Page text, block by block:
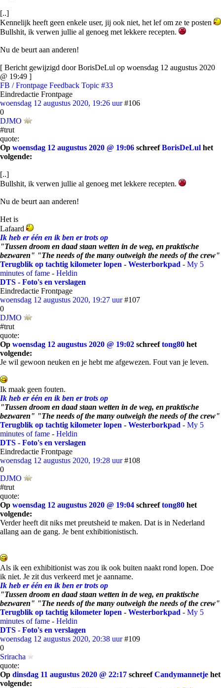
[..]
Kennelijk heeft geen enkele user, jij ook niet, het lef om ze te posten
Bullshit, ik verwen jullie al genoeg met lekkere recepten.
Nu de beurt aan anderen!
[ Bericht gewijzigd door BorisDeLul op woensdag 12 augustus 2020
@ 19:49 ]
FB / Frontpage Feedback Topic #33
Eindredactie Frontpage
woensdag 12 augustus 2020, 19:26 uur #106
0
DJMO
#trut
quote:
Op woensdag 12 augustus 2020 @ 19:06 schreefBorisDeLul het
volgende:
[..]
Bullshit, ik verwen jullie al genoeg met lekkere recepten.
Nu de beurt aan anderen!
Het is
Lafaard
Ik heb er één en ik ben er trots op
"Tussen droom en daad staan wetten in de weg, en praktische
bezwaren" "The needs of the many outweigh the needs of the crew"
Terugblik op tachtig kilometer lopen - Westerborkpad - My 5
minutes of fame - Heldin
DTS - Foto's en verslagen
Eindredactie Frontpage
woensdag 12 augustus 2020, 19:27 uur #107
0
DJMO
#trut
quote:
Op woensdag 12 augustus 2020 @ 19:02 schreeftong80 het
volgende:
Je wil gewoon neuken en je hebt me afgewezen. Fout van je leven.
Ik maak geen fouten.
Ik heb er één en ik ben er trots op
"Tussen droom en daad staan wetten in de weg, en praktische
bezwaren" "The needs of the many outweigh the needs of the crew"
Terugblik op tachtig kilometer lopen - Westerborkpad - My 5
minutes of fame - Heldin
DTS - Foto's en verslagen
Eindredactie Frontpage
woensdag 12 augustus 2020, 19:28 uur #108
0
DJMO
#trut
quote:
Op woensdag 12 augustus 2020 @ 19:04 schreeftong80 het
volgende:
Verder heeft dit niks met preutsheid te maken. Dat is in Nederland
allang aan de gang. Je bent exhibitionistisch.
Als ik een exhibitionist was zou ik ook buiten naakt rond lopen. Doe
ik niet. Je zit dus verkeerd met je aanname.
Ik heb er één en ik ben er trots op
"Tussen droom en daad staan wetten in de weg, en praktische
bezwaren" "The needs of the many outweigh the needs of the crew"
Terugblik op tachtig kilometer lopen - Westerborkpad - My 5
minutes of fame - Heldin
DTS - Foto's en verslagen
woensdag 12 augustus 2020, 20:38 uur #109
0
Sriracha
quote:
Op dinsdag 11 augustus 2020 @ 22:17 schreefCandymannetje het
volgende: